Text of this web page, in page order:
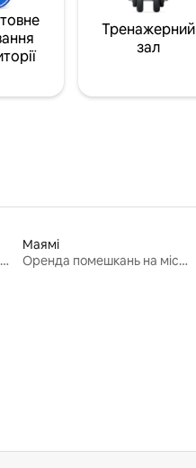
Тренажерний
зал
Оренда помешкань на місяць
Маямі
Оренда помешкань на місяць